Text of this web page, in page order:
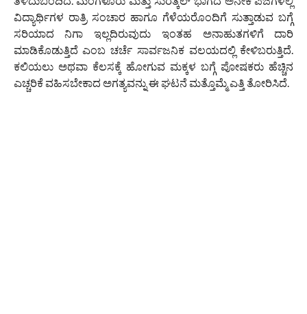
ವಿದ್ಯಾರ್ಥಿಗಳ ರಾತ್ರಿ ಸಂಚಾರ ಹಾಗೂ ಗೆಳೆಯರೊಂದಿಗೆ ಸುತ್ತಾಡುವ ಬಗ್ಗೆ
ಸರಿಯಾದ ನಿಗಾ ಇಲ್ಲದಿರುವುದು ಇಂತಹ ಅನಾಹುತಗಳಿಗೆ ದಾರಿ
ಮಾಡಿಕೊಡುತ್ತಿದೆ ಎಂಬ ಚರ್ಚೆ ಸಾರ್ವಜನಿಕ ವಲಯದಲ್ಲಿ ಕೇಳಿಬರುತ್ತಿದೆ.
ಕಲಿಯಲು ಅಥವಾ ಕೆಲಸಕ್ಕೆ ಹೋಗುವ ಮಕ್ಕಳ ಬಗ್ಗೆ ಪೋಷಕರು ಹೆಚ್ಚಿನ
ಎಚ್ಚರಿಕೆ ವಹಿಸಬೇಕಾದ ಅಗತ್ಯವನ್ನು ಈ ಘಟನೆ ಮತ್ತೊಮ್ಮೆ ಎತ್ತಿ ತೋರಿಸಿದೆ.